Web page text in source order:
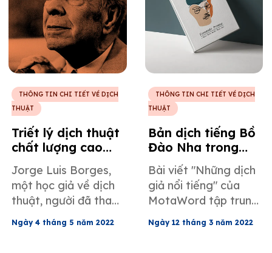
THÔNG TIN CHI TIẾT VỀ DỊCH
THUẬT
Triết lý dịch thuật
chất lượng cao
với Jorge Luis
Borges
Jorge Luis Borges,
một học giả về dịch
thuật, người đã thay
đổi vĩnh viễn cách
nhìn nhận về dịch
Ngày 4 tháng 5 năm 2022
THÔNG TIN CHI TIẾT VỀ DỊCH
THUẬT
Bản dịch tiếng Bồ
Đào Nha trong
thơ với Fernando
Pessoa
Bài viết "Những dịch
giả nổi tiếng" của
MotaWord tập trung
vào Fernando
Pessoa, một nhà thơ,
Ngày 12 tháng 3 năm 2022